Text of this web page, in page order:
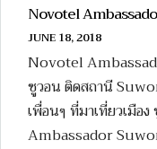
Novotel
JUNE 18, 2018
Novotel
ซูวอน ติดสถานี
เพื่อนๆ ที่มาเที่ยวเมือ
Ambassador